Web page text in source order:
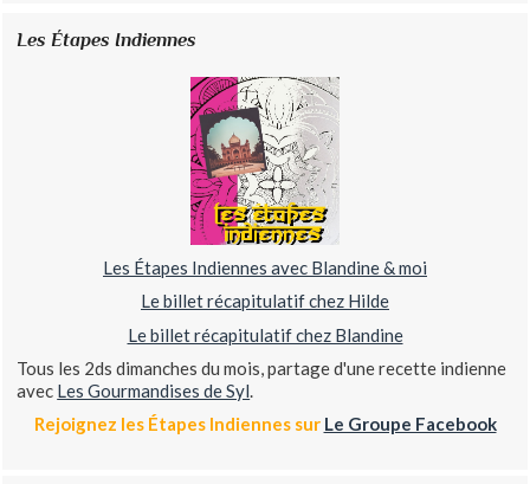
Les Étapes Indiennes
Les Étapes Indiennes avec Blandine & moi
Le billet récapitulatif chez Hilde
Le billet récapitulatif chez Blandine
Tous les 2ds dimanches du mois, partage d'une recette indienne
avec Les Gourmandises de Syl.
Rejoignez les Étapes Indiennes sur Le Groupe Facebook